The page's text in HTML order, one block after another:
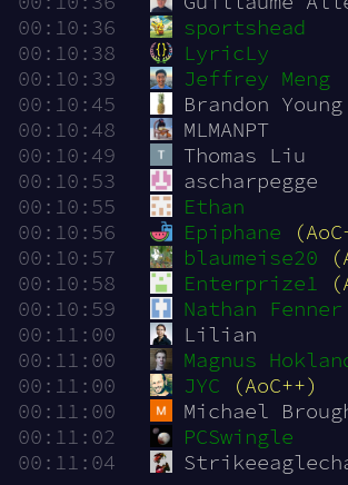
00:10:36
sportshead
00:10:38
LyricLy
00:10:39
Jeffrey Meng
00:10:45
Brandon Young
00:10:48
MLMANPT
00:10:49
Thomas Liu
00:10:53
ascharpegge
00:10:55
Ethan
00:10:56 Epiphane
00:10:57 blaumeise20
00:10:58 Enterprize1
00:10:59
Nathan Fenner
00:11:00
Lilian
00:11:00
Magnus
00:11:00 JYC
(AoC++)
00:11:00
Michael
00:11:02
PCSwingle
00:11:04